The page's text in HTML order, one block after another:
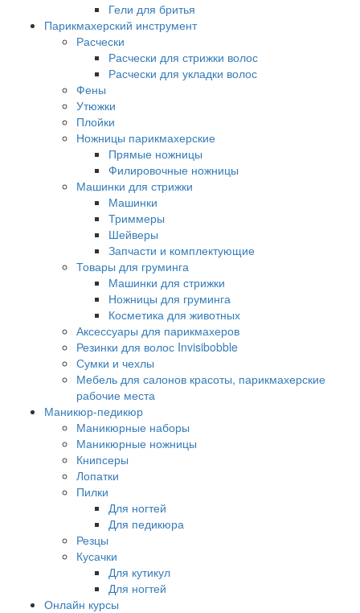
Гели для бритья
Парикмахерский инструмент
Расчески
Расчески для стрижки волос
Расчески для укладки волос
Фены
Утюжки
Плойки
Ножницы парикмахерские
Прямые ножницы
Филировочные ножницы
Машинки для стрижки
Машинки
Триммеры
Шейверы
Запчасти и комплектующие
Товары для груминга
Машинки для стрижки
Ножницы для груминга
Косметика для животных
Аксессуары для парикмахеров
Резинки для волос Invisibobble
Сумки и чехлы
Мебель для салонов красоты, парикмахерские
рабочие места
Маникюр-педикюр
Маникюрные наборы
Маникюрные ножницы
Книпсеры
Лопатки
Пилки
Для ногтей
Для педикюра
Резцы
Кусачки
Для кутикул
Для ногтей
Онлайн курсы